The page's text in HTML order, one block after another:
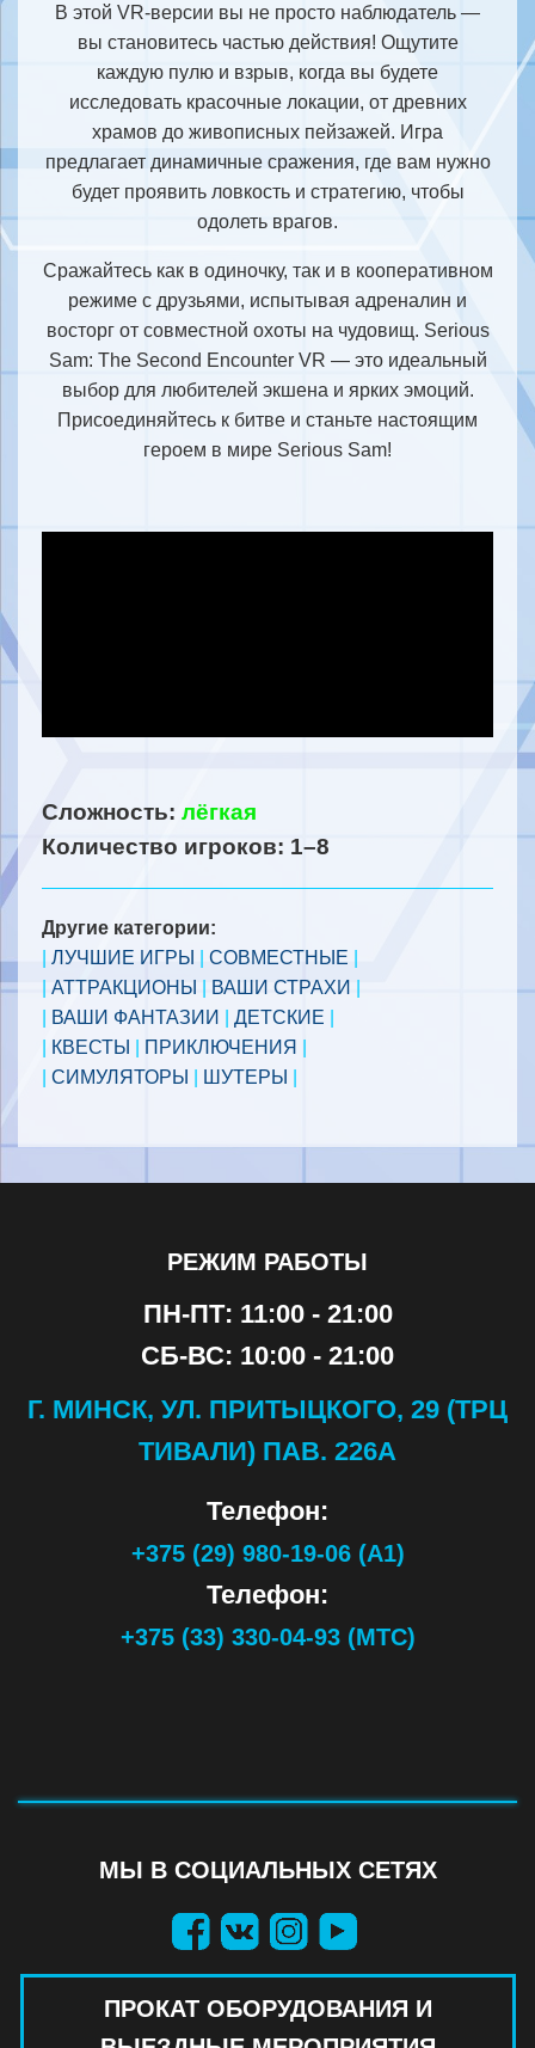
В этой VR-версии вы не просто наблюдатель —
вы становитесь частью действия! Ощутите
каждую пулю и взрыв, когда вы будете
исследовать красочные локации, от древних
храмов до живописных пейзажей. Игра
предлагает динамичные сражения, где вам нужно
будет проявить ловкость и стратегию, чтобы
одолеть врагов.
Сражайтесь как в одиночку, так и в кооперативном
режиме с друзьями, испытывая адреналин и
восторг от совместной охоты на чудовищ. Serious
Sam: The Second Encounter VR — это идеальный
выбор для любителей экшена и ярких эмоций.
Присоединяйтесь к битве и станьте настоящим
героем в мире Serious Sam!
Сложность: лёгкая
Количество игроков: 1–8
Другие категории:
ЛУЧШИЕ ИГРЫ СОВМЕСТНЫЕ
АТТРАКЦИОНЫ ВАШИ СТРАХИ
ВАШИ ФАНТАЗИИ ДЕТСКИЕ
КВЕСТЫ ПРИКЛЮЧЕНИЯ
СИМУЛЯТОРЫ ШУТЕРЫ
РЕЖИМ РАБОТЫ
ПН-ПТ: 11:00 - 21:00
СБ-ВС: 10:00 - 21:00
Г. МИНСК, УЛ. ПРИТЫЦКОГО, 29 (ТРЦ
ТИВАЛИ) ПАВ. 226А
Телефон:
+375 (29) 980-19-06 (А1)
Телефон:
+375 (33) 330-04-93 (МТС)
МЫ В СОЦИАЛЬНЫХ СЕТЯХ
ПРОКАТ ОБОРУДОВАНИЯ И